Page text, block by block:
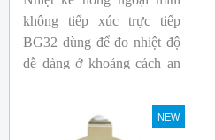
không tiếp xúc trực tiếp
BG32 dùng để đo nhiệt độ
dễ dàng ở khoảng cách an
độ phát xạ nhanh và cố
định giúp người mới bắt
NEW